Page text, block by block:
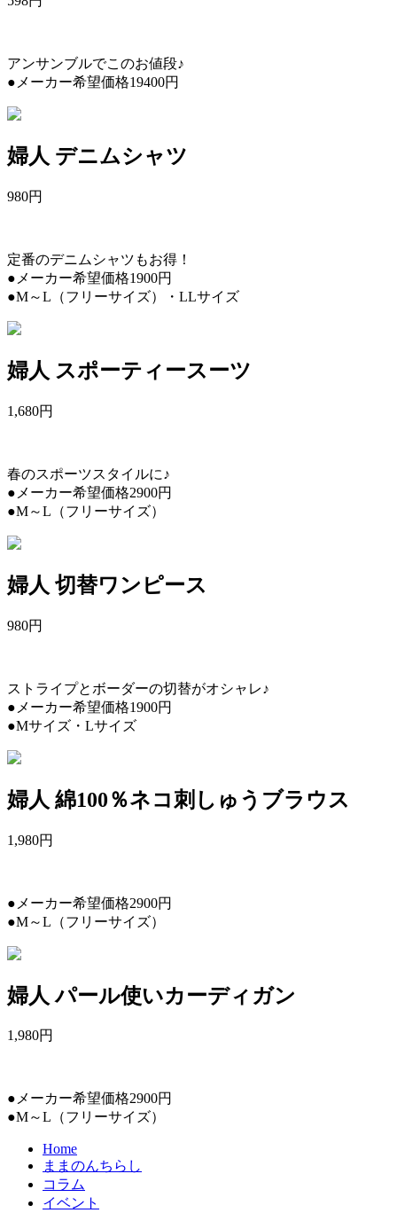
アンサンブルでこのお値段♪
●メーカー希望価格19400円
婦人 デニムシャツ
980円
定番のデニムシャツもお得！
●メーカー希望価格1900円
●M～L（フリーサイズ）・LLサイズ
婦人 スポーティースーツ
1,680円
春のスポーツスタイルに♪
●メーカー希望価格2900円
●M～L（フリーサイズ）
婦人 切替ワンピース
980円
ストライプとボーダーの切替がオシャレ♪
●メーカー希望価格1900円
●Mサイズ・Lサイズ
婦人 綿100％ネコ刺しゅうブラウス
1,980円
●メーカー希望価格2900円
●M～L（フリーサイズ）
婦人 パール使いカーディガン
1,980円
●メーカー希望価格2900円
●M～L（フリーサイズ）
Home
ままのんちらし
コラム
イベント